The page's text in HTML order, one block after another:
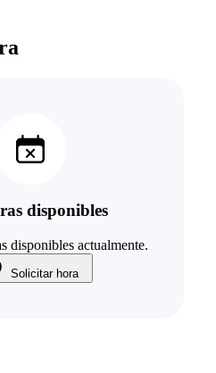
disponibles
disponibles actualmente.
Solicitar hora